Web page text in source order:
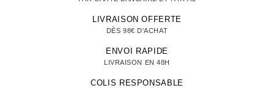
LIVRAISON OFFERTE
DÈS 98€ D'ACHAT
ENVOI RAPIDE
LIVRAISON EN 48H
COLIS RESPONSABLE